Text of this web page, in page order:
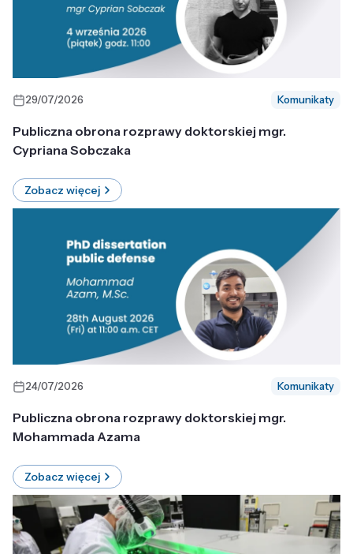
29/07/2026 Komunikaty
Publiczna obrona rozprawy doktorskiej mgr.
Cypriana Sobczaka
Zobacz więcej
24/07/2026 Komunikaty
Publiczna obrona rozprawy doktorskiej mgr.
Mohammada Azama
Zobacz więcej